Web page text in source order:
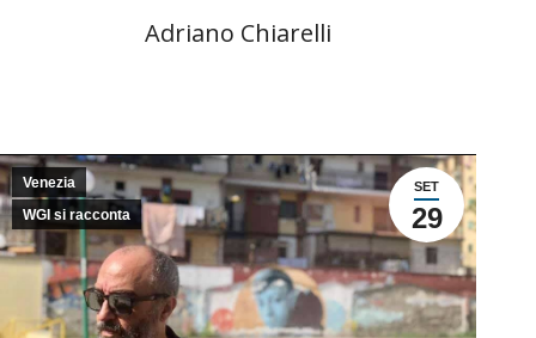
Adriano Chiarelli
SET
29
Venezia
WGI si racconta